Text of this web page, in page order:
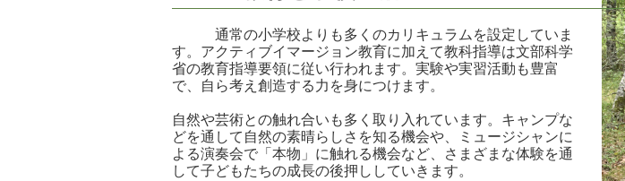
通常の小学校よりも多くのカリキュラムを設定していま
す。アクティブイマージョン教育に加えて教科指導は文部科学
省の教育指導要領に従い行われます。実験や実習活動も豊富
で、自ら考え創造する力を身につけます。
自然や芸術との触れ合いも多く取り入れています。キャンプな
どを通して自然の素晴らしさを知る機会や、ミュージシャンに
よる演奏会で「本物」に触れる機会など、さまざまな体験を通
して子どもたちの成長の後押ししていきます。